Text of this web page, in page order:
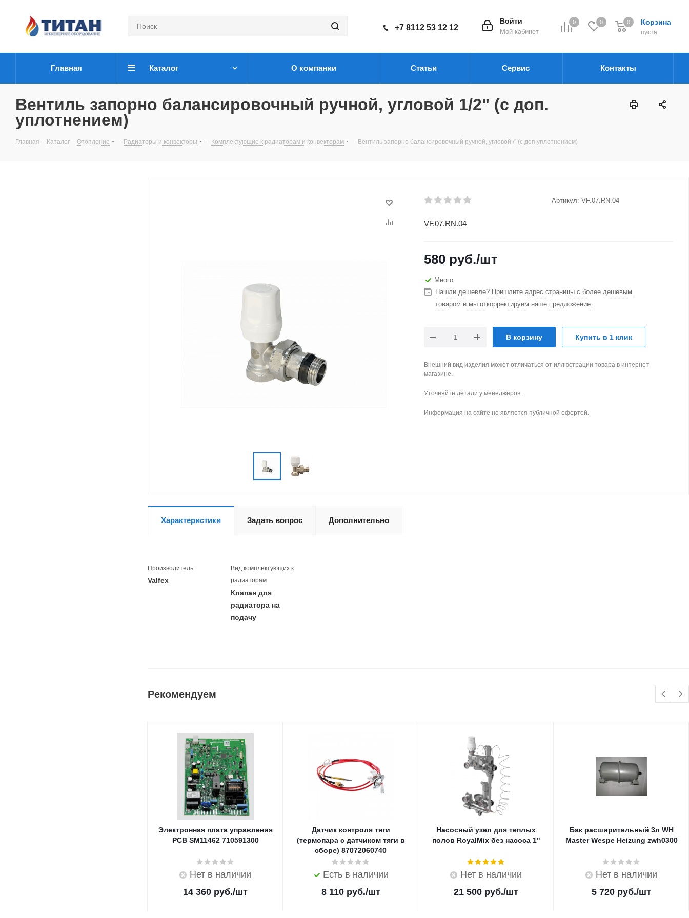
0 0 Корзина
пуста
0
Войти
Мой кабинет
+7 8112 53 12 12
Главная Каталог О компании Статьи Сервис Контакты
Вентиль запорно балансировочный ручной, угловой 1/2" (с доп.
уплотнением)
Главная - Каталог - Отопление - Радиаторы и конвекторы - Комплектующие к радиаторам и конвекторам - Вентиль запорно балансировочный ручной, угловой /" (с доп уплотнением)
Артикул: VF.07.RN.04
VF.07.RN.04
580 руб./шт
Много
Нашли дешевле? Пришлите адрес страницы с более дешевым
товаром и мы откорректируем наше предложение.
В корзину Купить в 1 клик
Внешний вид изделия может отличаться от иллюстрации товара в интернет-
магазине.
Уточняйте детали у менеджеров.
Информация на сайте не является публичной офертой.
Характеристики Задать вопрос Дополнительно
Производитель
Valfex
Вид комплектующих к
радиаторам
Клапан для
радиатора на
подачу
Рекомендуем
Электронная плата управления
PCB SM11462 710591300
Нет в наличии
14 360 руб./шт
Датчик контроля тяги
(термопара с датчиком тяги в
сборе) 87072060740
Есть в наличии
8 110руб./шт
Насосный узел для теплых
полов RoyalMix без насоса 1"
Нет в наличии
21 500 руб./шт
Бак расширительный 3л WH
Master Wespe Heizung zwh0300
Нет в наличии
5 720 руб./шт